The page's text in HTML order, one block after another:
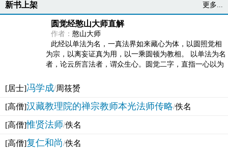
新书上架 更多...
圆觉经憨山大师直解
作者： 憨山大师
此经以单法为名，一真法界如来藏心为体，以圆照觉相
为宗，以离妄证真为用，以一乘圆顿为教相。 以单法为名
者，论云所言法者，谓众生心。圆觉二字，直指一心以为
[居士]冯学成/周筱赟
[高僧]汉藏教理院的禅宗教师本光法师传略/佚名
[高僧]惟贤法师/佚名
[高僧]复仁和尚/佚名